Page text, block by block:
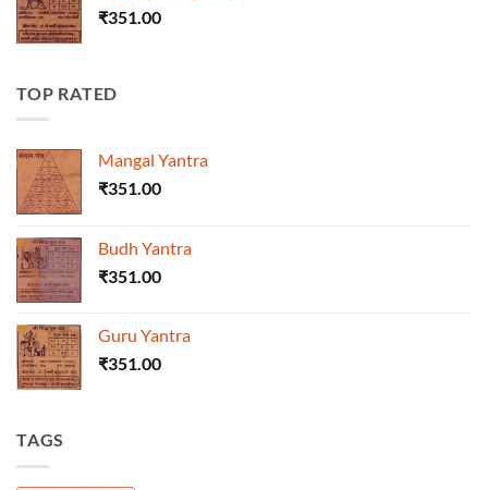
₹351.00
TOP RATED
Mangal Yantra
₹351.00
Budh Yantra
₹351.00
Guru Yantra
₹351.00
TAGS